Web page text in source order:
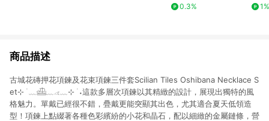
0.3%
1%
商品描述
古城花磚押花項鍊及花束項鍊三件套Scilian Tiles Oshibana Necklace S
et⊹ ࣪ ﹏𓊝﹏𓂁﹏⊹ ࣪ ˖這款多層次項鍊以其精緻的設計，展現出獨特的風
格魅力。單戴已經很不錯，疊戴更能突顯其出色，尤其適合夏天低領造
型！項鍊上點綴著各種色彩繽紛的小花和晶石，配以細緻的金屬鏈條，營